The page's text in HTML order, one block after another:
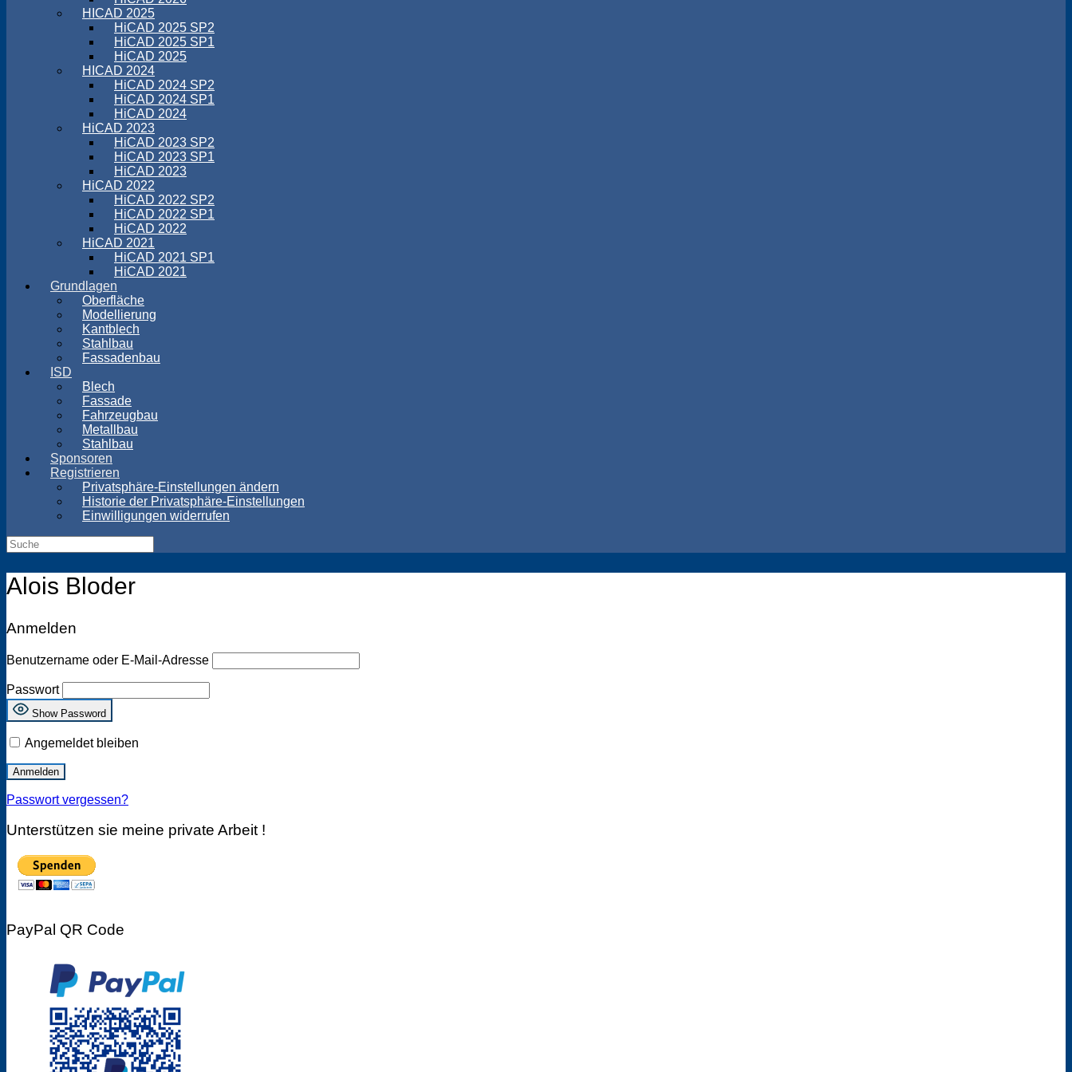
HICAD 2025
HiCAD 2025 SP2
HiCAD 2025 SP1
HiCAD 2025
HICAD 2024
HiCAD 2024 SP2
HiCAD 2024 SP1
HiCAD 2024
HiCAD 2023
HiCAD 2023 SP2
HiCAD 2023 SP1
HiCAD 2023
HiCAD 2022
HiCAD 2022 SP2
HiCAD 2022 SP1
HiCAD 2022
HiCAD 2021
HiCAD 2021 SP1
HiCAD 2021
Grundlagen
Oberfläche
Modellierung
Kantblech
Stahlbau
Fassadenbau
ISD
Blech
Fassade
Fahrzeugbau
Metallbau
Stahlbau
Sponsoren
Registrieren
Privatsphäre-Einstellungen ändern
Historie der Privatsphäre-Einstellungen
Einwilligungen widerrufen
Suche
Alois Bloder
Anmelden
Benutzername oder E-Mail-Adresse
Passwort
Show Password
Angemeldet bleiben
Passwort vergessen?
Unterstützen sie meine private Arbeit !
PayPal QR Code